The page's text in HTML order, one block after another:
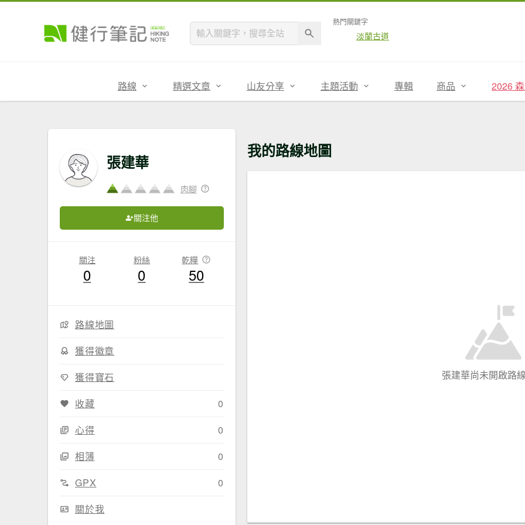
熱門關鍵字
淡蘭古道
路線 精選文章 山友分享 主題活動 專輯 商品 2026
張建華
肉腳
關注他
關注
0
粉絲
0
乾糧
50
路線地圖
獲得徽章
獲得寶石
收藏
0
心得
0
相簿
0
GPX
0
關於我
我的路線地圖
張建華尚未開啟路